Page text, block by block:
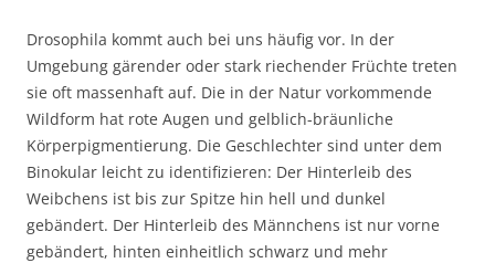
Drosophila kommt auch bei uns häufig vor. In der
Umgebung gärender oder stark riechender Früchte treten
sie oft massenhaft auf. Die in der Natur vorkommende
Wildform hat rote Augen und gelblich-bräunliche
Körperpigmentierung. Die Geschlechter sind unter dem
Binokular leicht zu identifizieren: Der Hinterleib des
Weibchens ist bis zur Spitze hin hell und dunkel
gebändert. Der Hinterleib des Männchens ist nur vorne
gebändert, hinten einheitlich schwarz und mehr